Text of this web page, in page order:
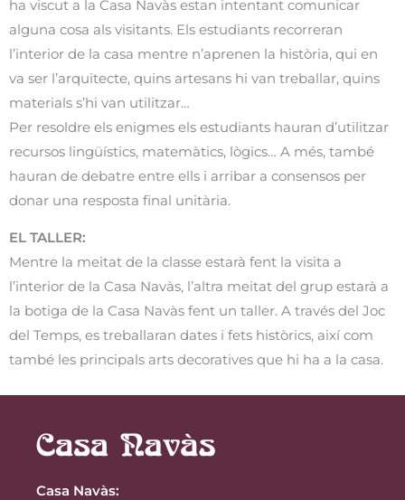
ha viscut a la Casa Navàs estan intentant comunicar
alguna cosa als visitants. Els estudiants recorreran
l’interior de la casa mentre n’aprenen la història, qui en
va ser l’arquitecte, quins artesans hi van treballar, quins
materials s’hi van utilitzar…
Per resoldre els enigmes els estudiants hauran d’utilitzar
recursos lingüístics, matemàtics, lògics… A més, també
hauran de debatre entre ells i arribar a consensos per
donar una resposta final unitària.
EL TALLER:
Mentre la meitat de la classe estarà fent la visita a
l’interior de la Casa Navàs, l’altra meitat del grup estarà a
la botiga de la Casa Navàs fent un taller. A través del Joc
del Temps, es treballaran dates i fets històrics, així com
també les principals arts decoratives que hi ha a la casa.
Casa Navàs: